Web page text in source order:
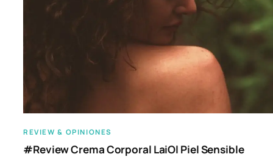
REVIEW & OPINIONES
#Review Crema Corporal LaiOl Piel Sensible